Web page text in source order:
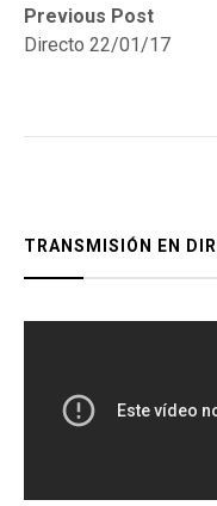
Navegación
de
Previous Post
Previous
post:Directo 22/01/17
Next
post:
TRANSMISIÓN EN